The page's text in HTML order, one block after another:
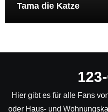
Tama die Katze
Hier gibt es für alle Fans
oder Haus- und